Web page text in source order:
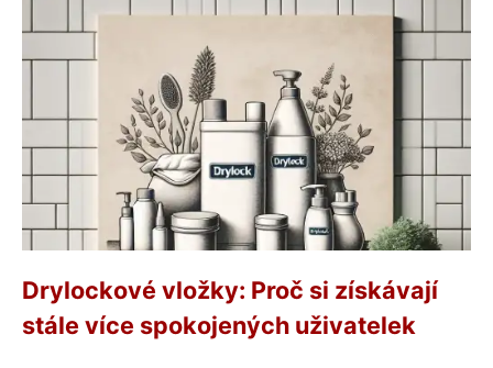
Drylockové vložky: Proč si získávají
stále více spokojených uživatelek